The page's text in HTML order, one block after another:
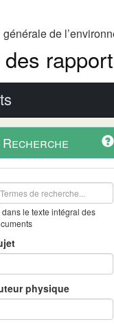
de
Recherche
dans le texte intégral des
physique